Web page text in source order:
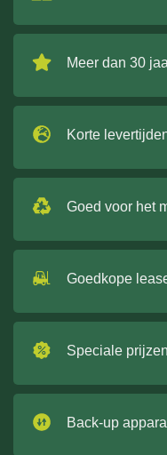
Meer dan 30
Korte
Goed voor het
Goedkope
Speciale
Back-up